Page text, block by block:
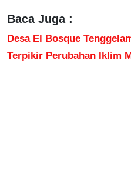
Baca Juga :
Desa El Bosque
Terpikir Perubahan Iklim